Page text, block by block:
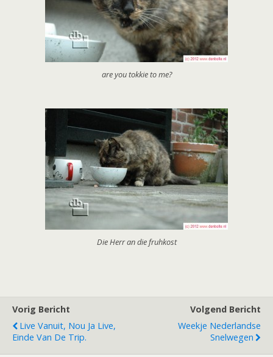
are you tokkie to me?
Die Herr an die fruhkost
Vorig Bericht
Live Vanuit, Nou Ja Live,
Einde Van De Trip.
Volgend Bericht
Weekje Nederlandse
Snelwegen